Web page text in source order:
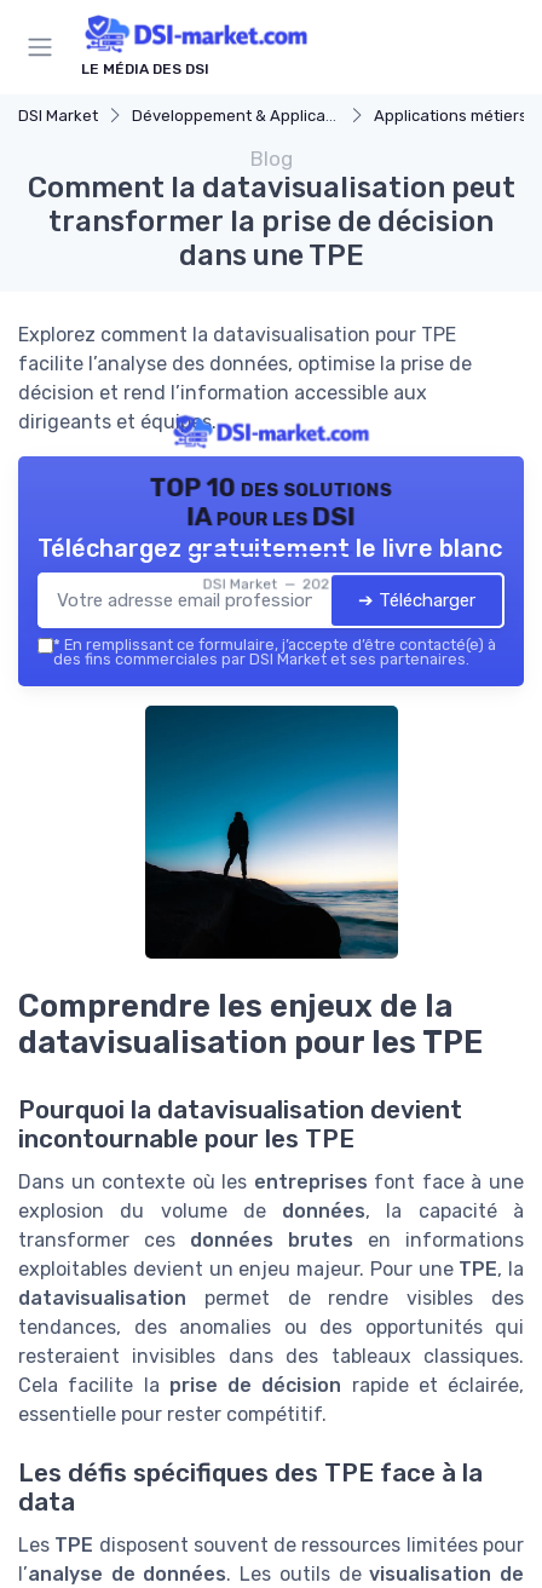
LE MÉDIA DES DSI
DSI Market Développement & Applications Applications métiers
Blog
Comment la datavisualisation peut
transformer la prise de décision
dans une TPE
Explorez comment la datavisualisation pour TPE
facilite l’analyse des données, optimise la prise de
décision et rend l’information accessible aux
dirigeants et équipes.
TOP 10 des solutions
IA pour les DSI
DSI Market — 2026
Téléchargez gratuitement le livre blanc
➔ Télécharger
* En remplissant ce formulaire, j’accepte d’être contacté(e) à
des fins commerciales par DSI Market et ses partenaires.
Comprendre les enjeux de la
datavisualisation pour les TPE
Pourquoi la datavisualisation devient
incontournable pour les TPE
Dans un contexte où les entreprises font face à une
explosion du volume de données, la capacité à
transformer ces données brutes en informations
exploitables devient un enjeu majeur. Pour une TPE, la
datavisualisation permet de rendre visibles des
tendances, des anomalies ou des opportunités qui
resteraient invisibles dans des tableaux classiques.
Cela facilite la prise de décision rapide et éclairée,
essentielle pour rester compétitif.
Les défis spécifiques des TPE face à la
data
Les TPE disposent souvent de ressources limitées pour
l’analyse de données. Les outils devisualisation de
Panneau de gestion des cookies